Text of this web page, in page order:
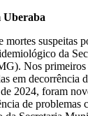
Uberaba
mortes suspeitas
da
Nos primeiros
em decorrência
2024, foram
de problemas